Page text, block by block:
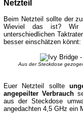
Netzteil
Beim Netzteil sollte der
Wieviel das ist? Wir
unterschiedlichen
besser einschätzen könnt:
Aus der Steckdose
Euer Netzteil sollte
angepeilter Verbrauch
aus der Steckdose
angedachten 4,5 GHz ein